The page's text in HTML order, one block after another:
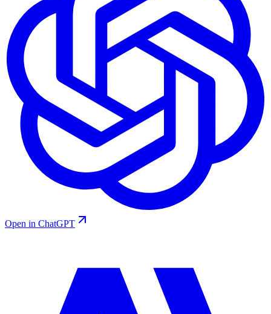
Open in ChatGPT